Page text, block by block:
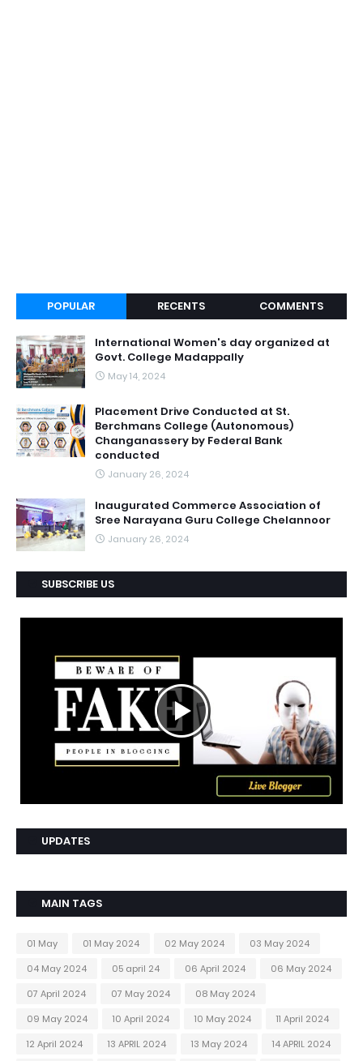
POPULAR RECENTS COMMENTS
International Women's day organized at
Govt. College Madappally
May 14, 2024
Placement Drive Conducted at St.
Berchmans College (Autonomous)
Changanassery by Federal Bank
conducted
January 26, 2024
Inaugurated Commerce Association of
Sree Narayana Guru College Chelannoor
January 26, 2024
SUBSCRIBE US
UPDATES
MAIN TAGS
01 May 01 May 2024 02 May 2024
03 May 2024
04 May 2024
05 april 24 06 April 2024
06 May 2024
07 April 2024
07 May 2024
08 May 2024
09 May 2024
10 April 2024 10 May 2024
11 April 2024
12 April 2024
13 APRIL 2024 13 May 2024
14 APRIL 2024